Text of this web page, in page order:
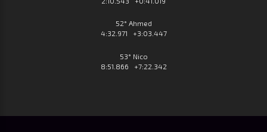
52° Ahmed
4:32.971 +3:03.447
53° Nico
8:51.866 +7:22.342